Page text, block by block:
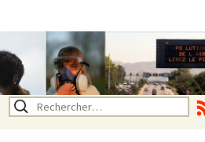
Rechercher :